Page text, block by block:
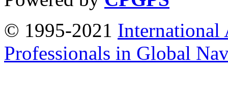
© 1995-2021 International
Professionals in Global